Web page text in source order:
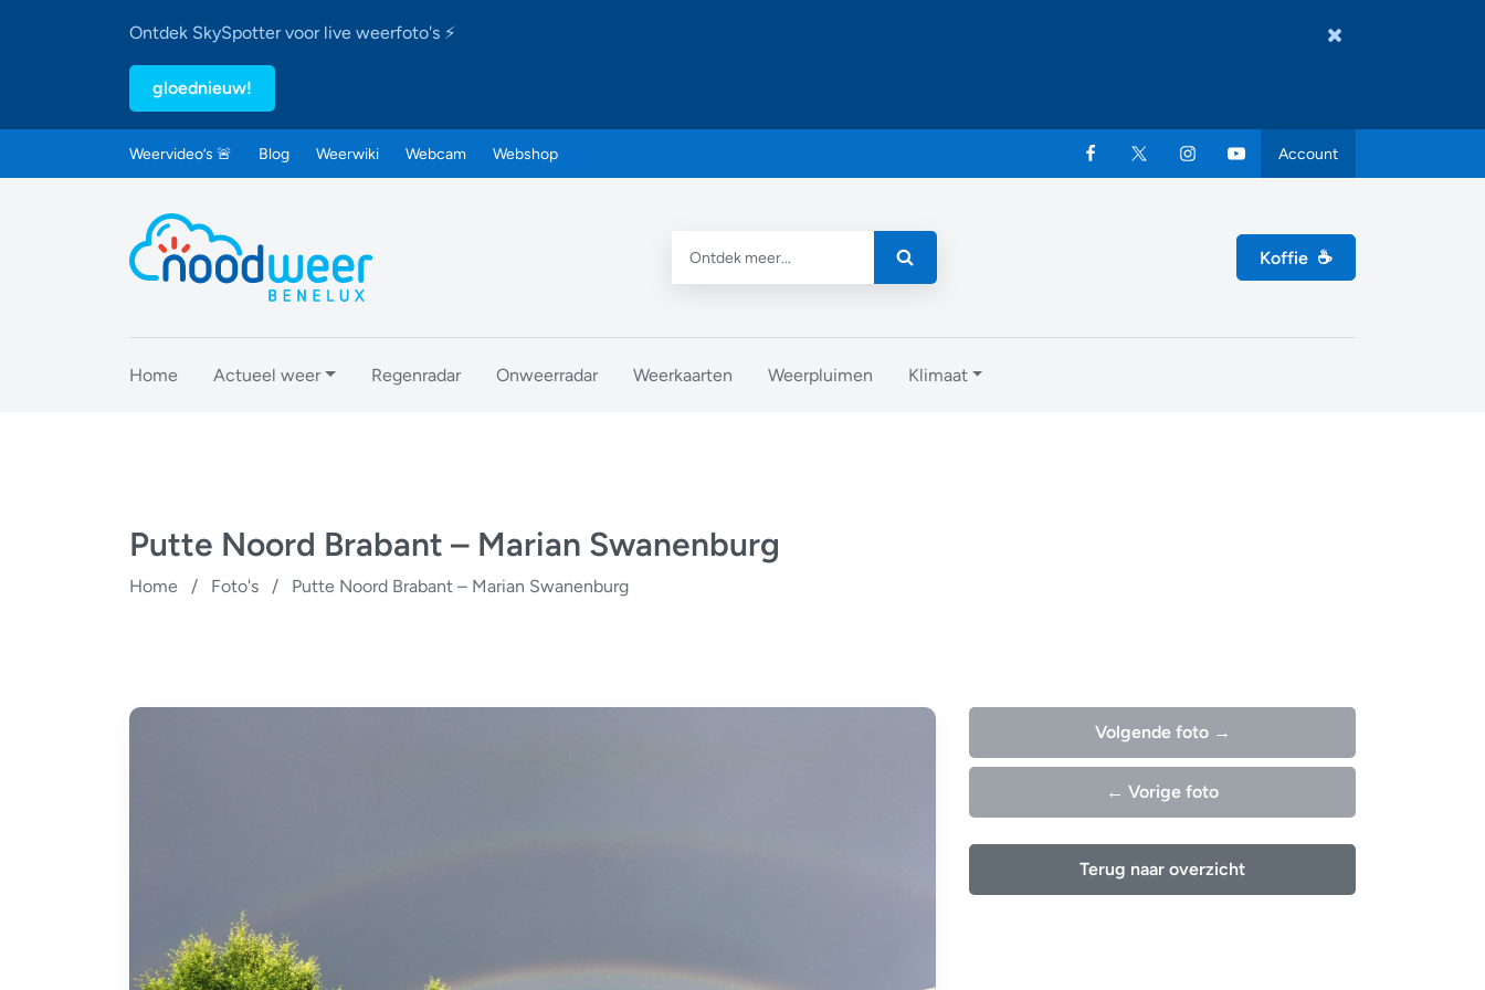
Ontdek SkySpotter voor live weerfoto's ⚡
gloednieuw!
Weervideo’s 🚨 Blog Weerwiki Webcam Webshop Account
Koffie ☕
Home Actueel weer Regenradar Onweerradar Weerkaarten Weerpluimen Klimaat
Putte Noord Brabant – Marian Swanenburg
Home / Foto's / Putte Noord Brabant – Marian Swanenburg
Volgende foto →
← Vorige foto
Terug naar overzicht